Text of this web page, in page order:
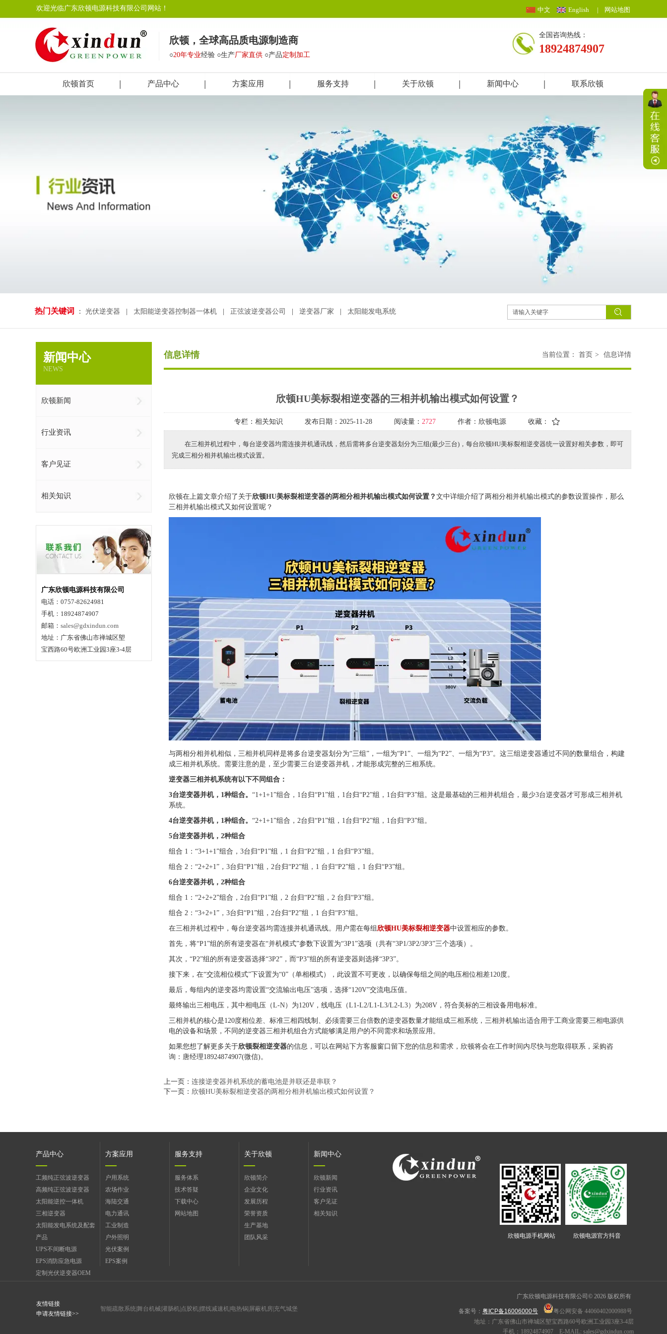
欢迎光临广东欣顿电源科技有限公司网站！
全国咨询热线：
18924874907
中文 English | 网站地图
欣顿，全球高品质电源制造商
○20年专业经验 ○生产厂家直供 ○产品定制加工
欣顿首页 产品中心 方案应用 服务支持 关于欣顿 新闻中心 联系欣顿
热门关键词 ： 光伏逆变器 太阳能逆变器控制器一体机 正弦波逆变器公司 逆变器厂家 太阳能发电系统
新闻中心
NEWS
欣顿新闻
行业资讯
客户见证
相关知识
广东欣顿电源科技有限公司
电话：0757-82624981
手机：18924874907
邮箱： sales@gdxindun.com
地址：广东省佛山市禅城区塱
宝西路60号欧洲工业园3座3-4层
信息详情 当前位置： 首页 > 信息详情
欣顿HU美标裂相逆变器的三相并机输出模式如何设置？
专栏： 相关知识 发布日期： 2025-11-28 阅读量： 2727 作者： 欣顿电源 收藏：
在三相并机过程中，每台逆变器均需连接并机通讯线，然后需将多台逆变器划分为三组(最少三台)，每台欣顿HU美标裂相逆变器统一设置好相关参数，即可
完成三相分相并机输出模式设置。
欣顿在上篇文章介绍了关于欣顿HU美标裂相逆变器的两相分相并机输出模式如何设置？ 文中详细介绍了两相分相并机输出模式的参数设置操作，那么
三相并机输出模式又如何设置呢？
与两相分相并机相似，三相并机同样是将多台逆变器划分为“三组”，一组为“P1”、一组为“P2”、一组为“P3”。这三组逆变器通过不同的数量组合，构建
成三相并机系统。需要注意的是，至少需要三台逆变器并机，才能形成完整的三相系统。
逆变器三相并机系统有以下不同组合：
3台逆变器并机，1种组合。 “1+1+1”组合，1台归“P1”组，1台归“P2”组，1台归“P3”组。这是最基础的三相并机组合，最少3台逆变器才可形成三相并机
系统。
4台逆变器并机，1种组合。 “2+1+1”组合，2台归“P1”组，1台归“P2”组，1台归“P3”组。
5台逆变器并机，2种组合
组合 1：“3+1+1”组合，3台归“P1”组，1 台归“P2”组，1 台归“P3”组。
组合 2：“2+2+1”，3台归“P1”组，2台归“P2”组，1 台归“P2”组，1 台归“P3”组。
6台逆变器并机，2种组合
组合 1：“2+2+2”组合，2台归“P1”组，2 台归“P2”组，2 台归“P3”组。
组合 2：“3+2+1”，3台归“P1”组，2台归“P2”组，1 台归“P3”组。
在三相并机过程中，每台逆变器均需连接并机通讯线。用户需在每组 欣顿HU美标裂相逆变器中设置相应的参数。
首先，将“P1”组的所有逆变器在“并机模式”参数下设置为“3P1”选项（共有“3P1/3P2/3P3”三个选项）。
其次，“P2”组的所有逆变器选择“3P2”，而“P3”组的所有逆变器则选择“3P3”。
接下来，在“交流相位模式”下设置为“0”（单相模式），此设置不可更改，以确保每组之间的电压相位相差120度。
最后，每组内的逆变器均需设置“交流输出电压”选项，选择“120V”交流电压值。
最终输出三相电压，其中相电压（L-N）为120V，线电压（L1-L2/L1-L3/L2-L3）为208V，符合美标的三相设备用电标准。
三相并机的核心是120度相位差、标准三相四线制、必须需要三台倍数的逆变器数量才能组成三相系统，三相并机输出适合用于工商业需要三相电源供
电的设备和场景，不同的逆变器三相并机组合方式能够满足用户的不同需求和场景应用。
如果您想了解更多关于欣顿裂相逆变器的信息，可以在网站下方客服窗口留下您的信息和需求，欣顿将会在工作时间内尽快与您取得联系，采购咨
询：唐经理18924874907(微信)。
上一页： 连接逆变器并机系统的蓄电池是并联还是串联？
下一页： 欣顿HU美标裂相逆变器的两相分相并机输出模式如何设置？
欣顿电源手机网站 欣顿电源官方抖音
备案号： 粤ICP备16006000号
粤公网安备 44060402000988号
地址：广东省佛山市禅城区塱宝西路60号欧洲工业园3座3-4层
手机： 18924874907 E-MAIL: sales@gdxindun.com
智能疏散系统 舞台机械灌肠机 点胶机摆线减速机 电热锅 屏蔽机房 充气城堡
友情链接
申请友情链接>>
产品中心
工频纯正弦波逆变器
高频纯正弦波逆变器
太阳能逆控一体机
三相逆变器
太阳能发电系统及配套
产品
UPS不间断电源
EPS消防应急电源
定制光伏逆变器OEM
方案应用
户用系统
农场作业
海陆交通
电力通讯
工业制造
户外照明
光伏案例
EPS案例
服务支持
服务体系
技术答疑
下载中心
网站地图
关于欣顿
欣顿简介
企业文化
发展历程
荣誉资质
生产基地
团队风采
新闻中心
欣顿新闻
行业资讯
客户见证
相关知识
广东欣顿电源科技有限公司© 2026 版权所有